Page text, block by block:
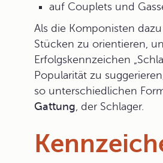
auf Couplets und
Als die Komponisten
Stücken zu orientieren,
Erfolgskennzeichen
Popularität zu
so unterschiedlichen
Gattung, der Schlager.